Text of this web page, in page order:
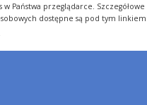
Państwa przeglądarce. Szczegółowe
dostępne są pod tym linkiem: